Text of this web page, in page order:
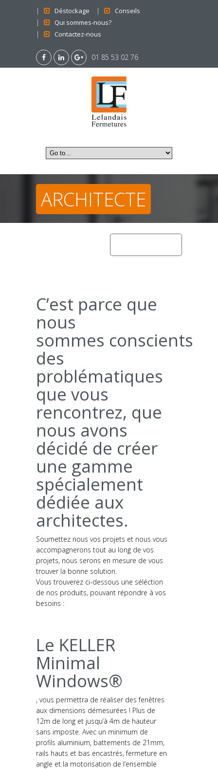
Déstockage
Conseils
Qui sommes-nous?
Contactez-nous
01 85 53 02 76
ARCHITECTE
C’est parce que
nous
sommes conscients
des
problématiques
que vous
rencontrez, que
nous avons
décidé de créer
une gamme
spécialement
dédiée aux
architectes.
Soumettez nous vos projets et nous vous
accompagnerons tout au long de vos
projets, nous serons en mesure de vous
trouver la bonne solution.
Vous trouverez ci-dessous une séléction
de nos produits, pouvant répondre à vos
besoins :
Le KELLER
Minimal
Windows®
, vous permettra de réaliser des fenêtres
aux dimensions démesurées ! Plus de
12m de long et jusqu’à 4m de hauteur
sans imposte. Avec un minimum de
profils aluminium, battements de 21mm,
rails hauts et bas encastrés, fermeture en
angle et la motorisation de l’ensemble